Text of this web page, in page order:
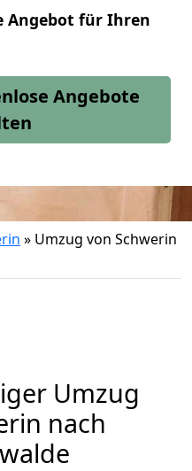
Angebot für Ihren
Angebote
» Umzug von Schwerin
Umzug
nach